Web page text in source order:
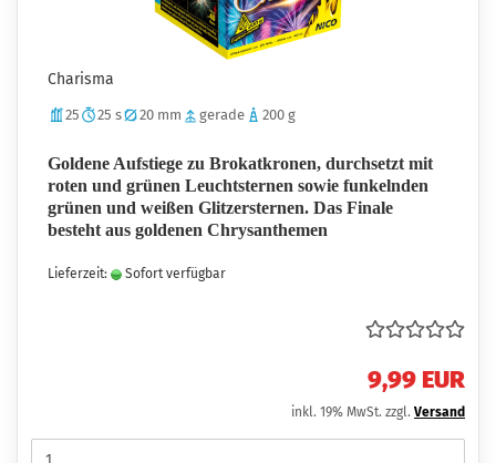
Charisma
25 25 s 20 mm gerade 200 g
Goldene Aufstiege zu Brokatkronen, durchsetzt mit
roten und grünen Leuchtsternen sowie funkelnden
grünen und weißen Glitzersternen. Das Finale
besteht aus goldenen Chrysanthemen
Lieferzeit: Sofort verfügbar
9,99 EUR
inkl. 19% MwSt. zzgl. Versand